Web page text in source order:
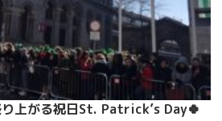
上がる祝日St. Patrick’s Day🍀